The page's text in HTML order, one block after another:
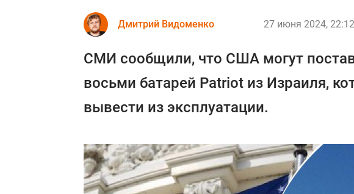
Дмитрий Видоменко 27 июня 2024, 22:12
СМИ сообщили, что США могут
восьми батарей Patriot из Израиля,
вывести из эксплуатации.